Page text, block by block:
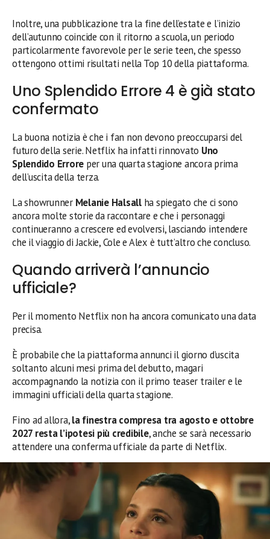
Inoltre, una pubblicazione tra la fine dell’estate e l’inizio
dell’autunno coincide con il ritorno a scuola, un periodo
particolarmente favorevole per le serie teen, che spesso
ottengono ottimi risultati nella Top 10 della piattaforma.
Uno Splendido Errore 4 è già stato
confermato
La buona notizia è che i fan non devono preoccuparsi del
futuro della serie. Netflix ha infatti rinnovato Uno
Splendido Errore per una quarta stagione ancora prima
dell’uscita della terza.
La showrunner Melanie Halsallha spiegato che ci sono
ancora molte storie da raccontare e che i personaggi
continueranno a crescere ed evolversi, lasciando intendere
che il viaggio di Jackie, Cole e Alex è tutt’altro che concluso.
Quando arriverà l’annuncio
ufficiale?
Per il momento Netflix non ha ancora comunicato una data
precisa.
È probabile che la piattaforma annunci il giorno d’uscita
soltanto alcuni mesi prima del debutto, magari
accompagnando la notizia con il primo teaser trailer e le
immagini ufficiali della quarta stagione.
Fino ad allora,la finestra compresa tra agosto e ottobre
2027 resta l’ipotesi più credibile, anche se sarà necessario
attendere una conferma ufficiale da parte di Netflix.